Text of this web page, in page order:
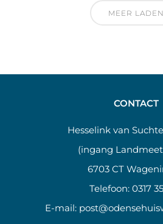
MEER LADEN
CONTACT
Hesselink van
(ingang
6703 CT
Telefoon: 0317
E-mail: